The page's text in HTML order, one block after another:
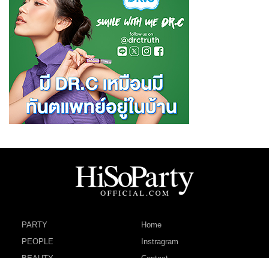
PARTY
PEOPLE
Home
Instragram